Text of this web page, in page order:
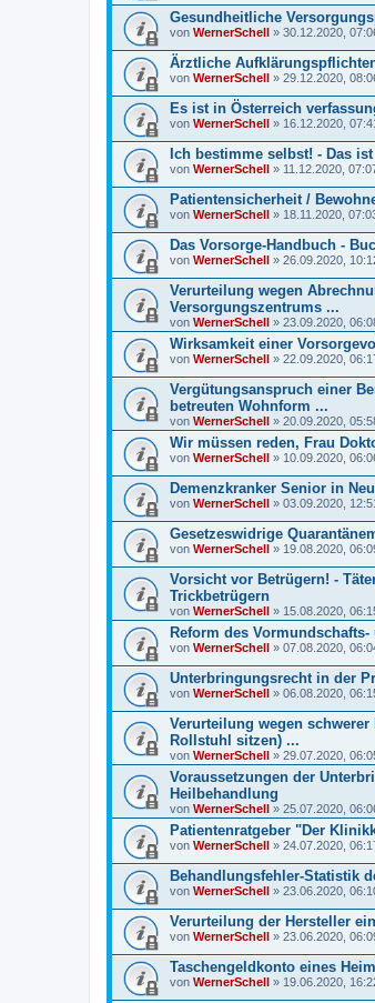
Gesundheitliche
von WernerSchell » 30.12.2020,
Ärztliche
von WernerSchell » 29.12.2020,
Es ist in Österreich
von WernerSchell » 16.12.2020,
Ich bestimme selbst! - Das
von WernerSchell » 11.12.2020,
Patientensicherheit /
von WernerSchell » 18.11.2020,
Das Vorsorge-Handbuch -
von WernerSchell » 26.09.2020,
Verurteilung wegen
Versorgungszentrums ...
von WernerSchell » 23.09.2020,
Wirksamkeit einer
von WernerSchell » 22.09.2020,
Vergütungsanspruch einer
betreuten Wohnform ...
von WernerSchell » 20.09.2020,
Wir müssen reden, Frau
von WernerSchell » 10.09.2020,
Demenzkranker Senior in
von WernerSchell » 03.09.2020,
Gesetzeswidrige
von WernerSchell » 19.08.2020,
Vorsicht vor Betrügern! -
Trickbetrügern
von WernerSchell » 15.08.2020,
Reform des
von WernerSchell » 07.08.2020,
Unterbringungsrecht in der
von WernerSchell » 06.08.2020,
Verurteilung wegen
Rollstuhl sitzen) ...
von WernerSchell » 29.07.2020,
Voraussetzungen der
Heilbehandlung
von WernerSchell » 25.07.2020,
Patientenratgeber "Der
von WernerSchell » 24.07.2020,
Behandlungsfehler-Statistik
von WernerSchell » 23.06.2020,
Verurteilung der Hersteller
von WernerSchell » 23.06.2020,
Taschengeldkonto eines
von WernerSchell » 19.06.2020,